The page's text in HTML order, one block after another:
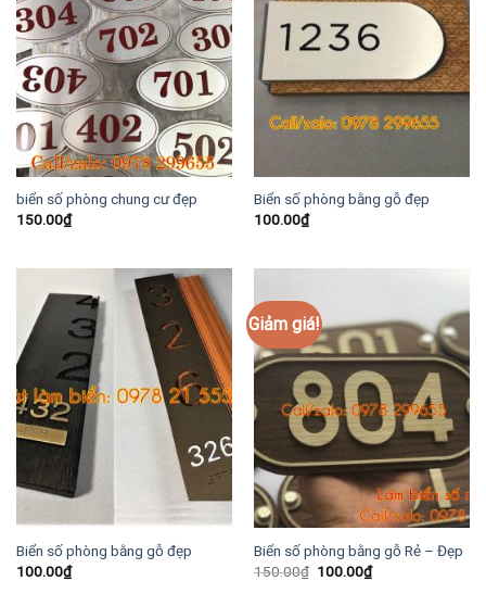
biển số phòng chung cư đẹp
150.00₫
Biển số phòng bằng gỗ đẹp
100.00₫
Biển số phòng bằng gỗ đẹp
100.00₫
Giảm giá!
Biển số phòng bằng gỗ Rẻ – Đẹp
150.00₫ Giá
100.00₫Giá
hiện